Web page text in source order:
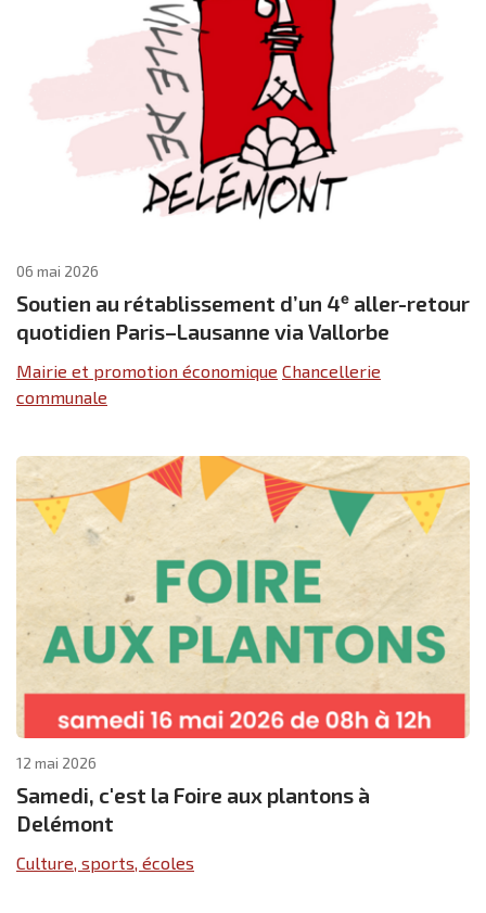
06 mai 2026
Soutien au rétablissement d’un 4ᵉ aller-retour
quotidien Paris–Lausanne via Vallorbe
Mairie et promotion économique Chancellerie
communale
12 mai 2026
Samedi, c'est la Foire aux plantons à
Delémont
Culture, sports, écoles